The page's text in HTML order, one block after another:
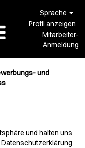
Sprache
Profil anzeigen
Mitarbeiter-
Anmeldung
und
und halten uns